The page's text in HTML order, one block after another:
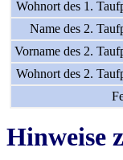
Wohnort des 1.
Name des 2.
Vorname des 2.
Wohnort des 2.
Hinweise